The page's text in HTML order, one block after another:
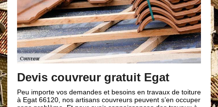
couvreur gratuit Egat
vos demandes et besoins en travaux de toiture
nos artisans couvreurs peuvent s’en occuper
Des
à moindre
Disposant des
le domaine de la
Brun renovation